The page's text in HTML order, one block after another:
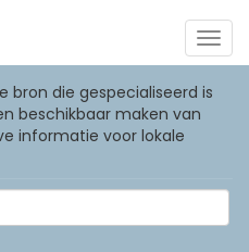
die gespecialiseerd is
beschikbaar maken van
informatie voor lokale